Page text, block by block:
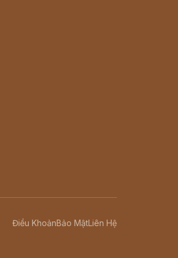
Điều KhoảnBảo MậtLiên Hệ